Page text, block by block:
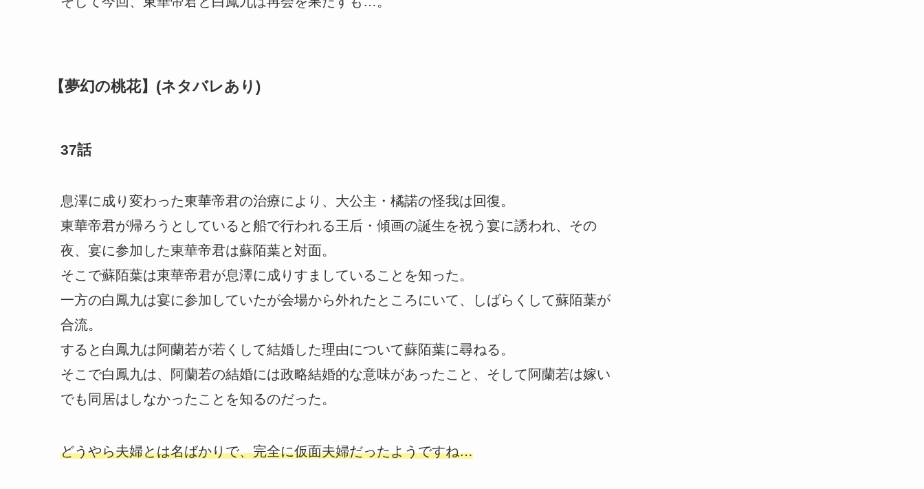
【夢幻の桃花】(ネタバレあり)
37話
息澤に成り変わった東華帝君の治療により、大公主・橘諾の怪我は回復。
東華帝君が帰ろうとしていると船で行われる王后・傾画の誕生を祝う宴に誘われ、その
夜、宴に参加した東華帝君は蘇陌葉と対面。
そこで蘇陌葉は東華帝君が息澤に成りすましていることを知った。
一方の白鳳九は宴に参加していたが会場から外れたところにいて、しばらくして蘇陌葉が
合流。
すると白鳳九は阿蘭若が若くして結婚した理由について蘇陌葉に尋ねる。
そこで白鳳九は、阿蘭若の結婚には政略結婚的な意味があったこと、そして阿蘭若は嫁い
でも同居はしなかったことを知るのだった。
どうやら夫婦とは名ばかりで、完全に仮面夫婦だったようですね…